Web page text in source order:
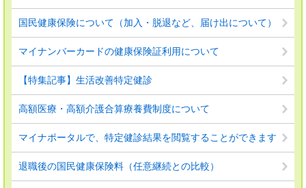
国民健康保険について（加入・脱退など、届け出について）
マイナンバーカードの健康保険証利用について
【特集記事】生活改善特定健診
高額医療・高額介護合算療養費制度について
マイナポータルで、特定健診結果を閲覧することができます
退職後の国民健康保険料（任意継続との比較）